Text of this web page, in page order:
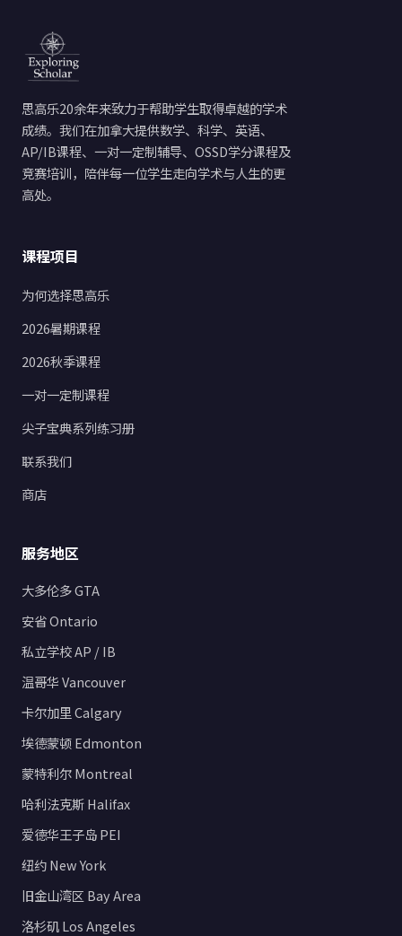
思高乐20余年来致力于帮助学生取得卓越的学术
成绩。我们在加拿大提供数学、科学、英语、
AP/IB课程、一对一定制辅导、OSSD学分课程及
竞赛培训，陪伴每一位学生走向学术与人生的更
高处。
课程项目
为何选择思高乐
2026暑期课程
2026秋季课程
一对一定制课程
尖子宝典系列练习册
联系我们
商店
服务地区
大多伦多 GTA
安省 Ontario
私立学校 AP / IB
温哥华 Vancouver
卡尔加里 Calgary
埃德蒙顿 Edmonton
蒙特利尔 Montreal
哈利法克斯 Halifax
爱德华王子岛 PEI
纽约 New York
旧金山湾区 Bay Area
洛杉矶 Los Angeles